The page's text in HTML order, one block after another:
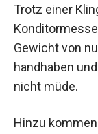
Trotz einer
Gewicht von
handhaben
nicht müde.
Hinzu